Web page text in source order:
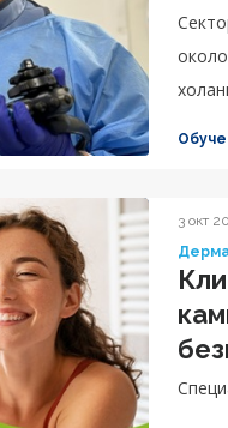
3 окт